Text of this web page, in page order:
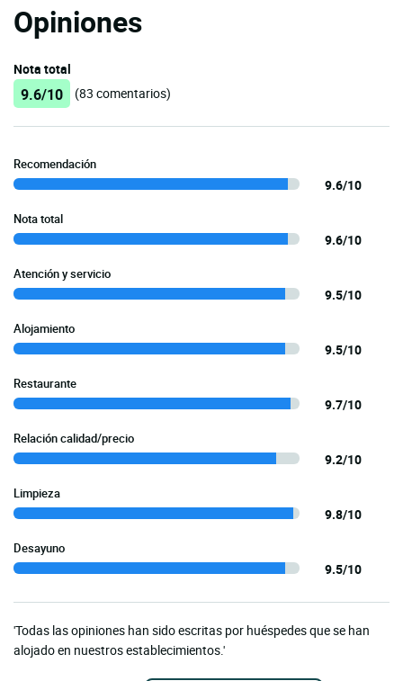
Opiniones
Nota total
9.6/10 (83 comentarios)
Recomendación
9.6/10
Nota total
9.6/10
Atención y servicio
9.5/10
Alojamiento
9.5/10
Restaurante
9.7/10
Relación calidad/precio
9.2/10
Limpieza
9.8/10
Desayuno
9.5/10
'Todas las opiniones han sido escritas por huéspedes que se han
alojado en nuestros establecimientos.'